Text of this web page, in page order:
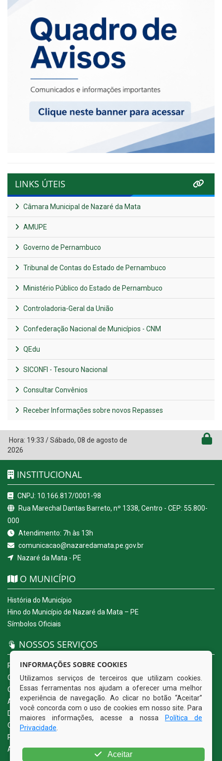
LINKS ÚTEIS
Câmara Municipal de Nazaré da Mata
AMUPE
Governo de Pernambuco
Tribunal de Contas do Estado de Pernambuco
Ministério Público do Estado de Pernambuco
Controladoria-Geral da União
Confederação Nacional de Municípios - CNM
QEdu
SICONFI - Tesouro Nacional
Consultar Convênios
Receber Informações sobre novos Repasses
Hora: 19:33 /Sábado, 08 de agosto de
2026
INSTITUCIONAL
CNPJ: 10.166.817/0001-98
Rua Marechal Dantas Barreto, nº 1338, Centro - CEP: 55.800-
000
Atendimento: 7h às 13h
comunicacao@nazaredamata.pe.gov.br
Nazaré da Mata - PE
O MUNICÍPIO
História do Município
Hino do Município de Nazaré da Mata – PE
Símbolos Oficiais
NOSSOS SERVIÇOS
Portal da Transparência
Carta de Serviços ao Usuário
Ouvidoria Eletrônica
Acesso a Informação (eSIC)
Diário Oficial
Quadro de Avisos
Política de Privacidade
Acessibilidade
INFORMAÇÕES SOBRE COOKIES
Utilizamos serviços de terceiros que utilizam cookies.
Essas ferramentas nos ajudam a oferecer uma melhor
experiência de navegação. Ao clicar no botão “Aceitar”
você concorda com o uso de cookies em nosso site. Para
maiores informações, acesse a nossa
Política de
Privacidade
Aceitar